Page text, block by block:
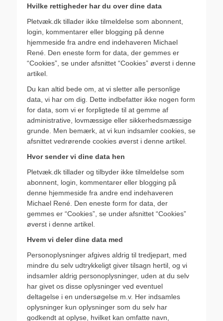
Hvilke rettigheder har du over dine data
Pletvæk.dk tillader ikke tilmeldelse som abonnent,
login, kommentarer eller blogging på denne
hjemmeside fra andre end indehaveren Michael
René. Den eneste form for data, der gemmes er
“Cookies”, se under afsnittet “Cookies” øverst i denne
artikel.
Du kan altid bede om, at vi sletter alle personlige
data, vi har om dig. Dette indbefatter ikke nogen form
for data, som vi er forpligtede til at gemme af
administrative, lovmæssige eller sikkerhedsmæssige
grunde. Men bemærk, at vi kun indsamler cookies, se
afsnittet vedrørende cookies øverst i denne artikel.
Hvor sender vi dine data hen
Pletvæk.dk tillader og tilbyder ikke tilmeldelse som
abonnent, login, kommentarer eller blogging på
denne hjemmeside fra andre end indehaveren
Michael René. Den eneste form for data, der
gemmes er “Cookies”, se under afsnittet “Cookies”
øverst i denne artikel.
Hvem vi deler dine data med
Personoplysninger afgives aldrig til tredjepart, med
mindre du selv udtrykkeligt giver tilsagn hertil, og vi
indsamler aldrig personoplysninger, uden at du selv
har givet os disse oplysninger ved eventuel
deltagelse i en undersøgelse m.v. Her indsamles
oplysninger kun oplysninger som du selv har
godkendt at oplyse, hvilket kan omfatte navn,